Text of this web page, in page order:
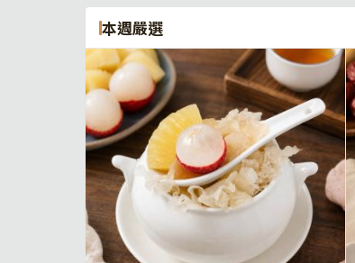
本週嚴選